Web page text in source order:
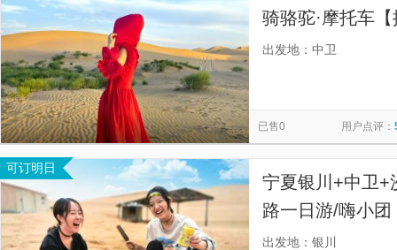
骑骆驼·摩托车
骆驼+冲浪车+小
出发地：中卫
已售0 用户点评：
可订明日
宁夏银川+中卫+
路一日游/嗨小
精致小团，轻奢
出发地：银川